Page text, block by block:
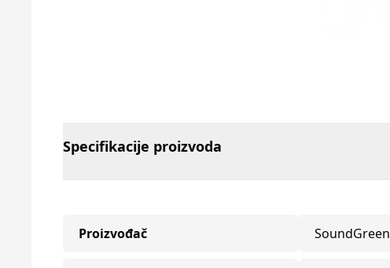
Specifikacije proizvoda
Proizvođač SoundGreen